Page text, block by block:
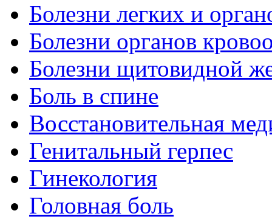
Болезни легких и
Болезни органов
Болезни щитовидной
Боль в спине
Восстановительная
Генитальный герпес
Гинекология
Головная боль